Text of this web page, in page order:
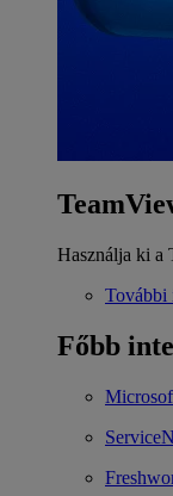
Használja ki a
További
Főbb